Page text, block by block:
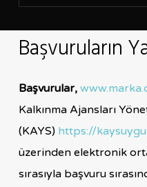
Başvuruların
Başvurular,
Kalkınma Ajansları
(KAYS) https://
üzerinden elektronik
sırasıyla başvuru